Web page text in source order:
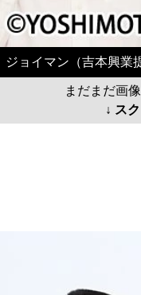
ジョイマン（吉本興業
まだまだ画
↓ ス